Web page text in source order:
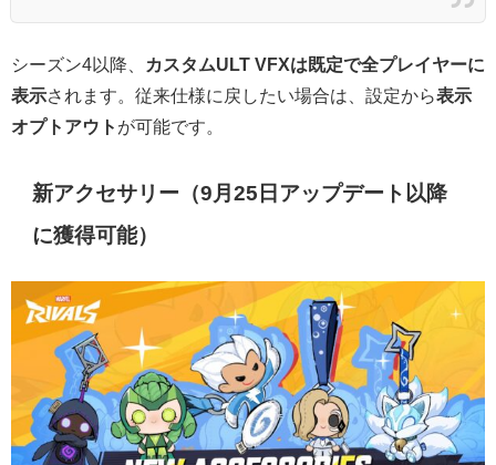
シーズン4以降、
カスタムULT VFXは既定で全プレイヤーに
表示されます。従来仕様に戻したい場合は、設定から表示
オプトアウト が可能です。
新アクセサリー（9月25日アップデート以降
に獲得可能）